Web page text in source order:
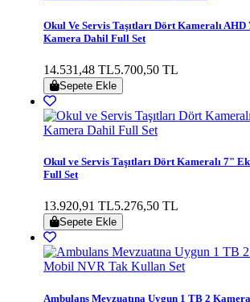
Okul Ve Servis Taşıtları Dört Kameralı
Kamera Dahil Full Set
14.531,48 TL5.700,50 TL
Sepete Ekle
Okul ve Servis Taşıtları Dört Kameralı 7"
Full Set
13.920,91 TL5.276,50 TL
Sepete Ekle
Ambulans Mevzuatına Uygun 1 TB 2